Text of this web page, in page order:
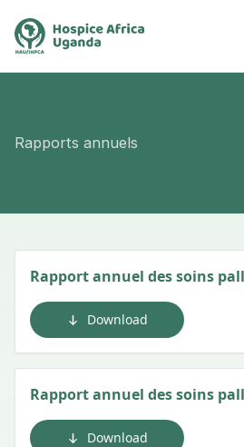
Rapports annuels
Rapport annuel des soins
Download
Rapport annuel des soins
Download